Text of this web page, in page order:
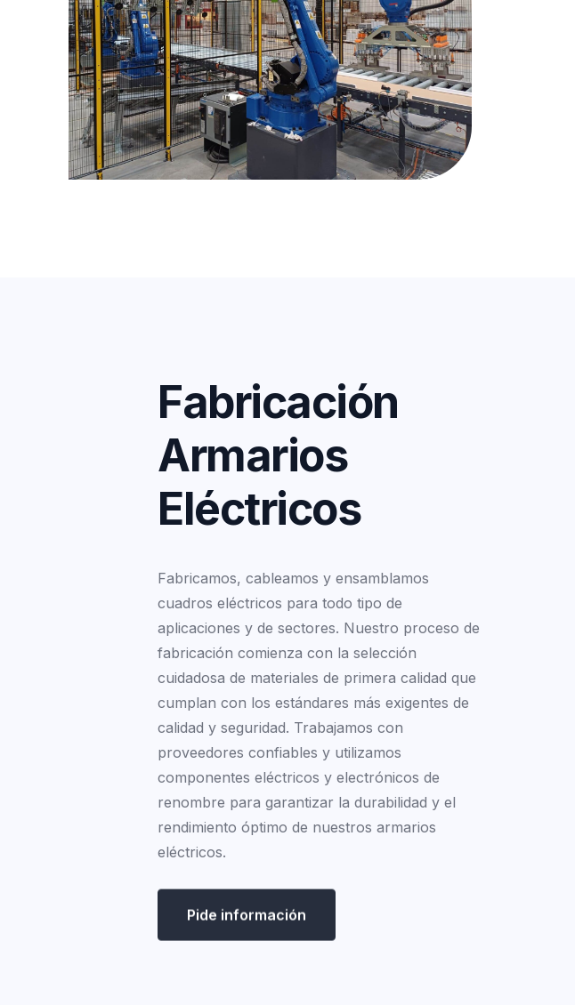
Fabricación
Armarios
Eléctricos
Fabricamos, cableamos y ensamblamos
cuadros eléctricos para todo tipo de
aplicaciones y de sectores. Nuestro proceso de
fabricación comienza con la selección
cuidadosa de materiales de primera calidad que
cumplan con los estándares más exigentes de
calidad y seguridad. Trabajamos con
proveedores confiables y utilizamos
componentes eléctricos y electrónicos de
renombre para garantizar la durabilidad y el
rendimiento óptimo de nuestros armarios
eléctricos.
Pide información